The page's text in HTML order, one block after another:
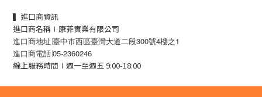
▍進口商資訊
進口商名稱∣康菲實業有限公司
進口商地址∣臺中市西區臺灣大道二段300號4樓之1
進口商電話∣05-2360246
線上服務時間∣週一至週五 9:00-18:00